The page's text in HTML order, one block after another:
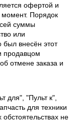
офертой и
Порядок
суммы
или
был внесён этот
продавцом
отмене заказа и
для", "Пульт к",
для техники
не